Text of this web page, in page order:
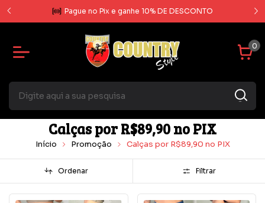
Pague no Pix e ganhe 10% DE DESCONTO
0
Calças por R$89,90 no PIX
Início Promoção Calças por R$89,90 no PIX
Ordenar Filtrar